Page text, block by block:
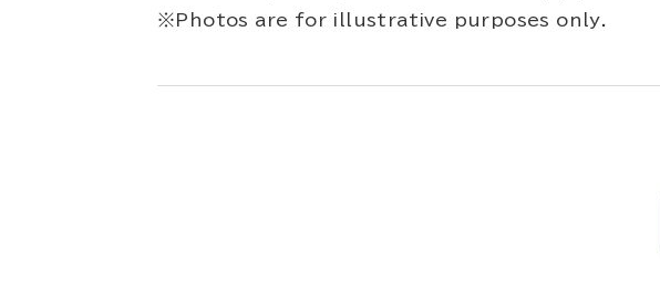
※Photos are for illustrative purposes only.